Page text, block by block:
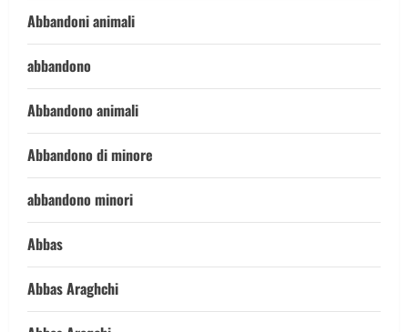
Abbandoni animali
abbandono
Abbandono animali
Abbandono di minore
abbandono minori
Abbas
Abbas Araghchi